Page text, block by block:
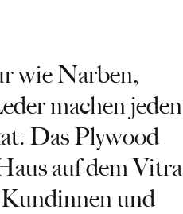
wie Narben,
machen jeden
Das Plywood
auf dem Vitra
und